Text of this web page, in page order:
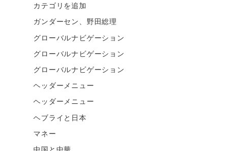
カテゴリを追加
ガンダーセン、野田総理
グローバルナビゲーション
グローバルナビゲーション
グローバルナビゲーション
ヘッダーメニュー
ヘッダーメニュー
ヘブライと日本
マネー